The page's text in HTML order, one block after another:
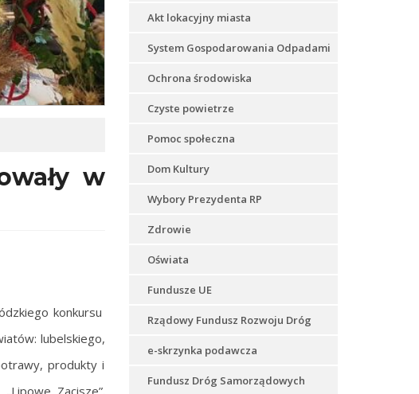
w
konkursu
lubelskiego,
produkty i
Zacisze”.
Akt lokacyjny miasta
System Gospodarowania Odpadami
Ochrona środowiska
Czyste powietrze
Pomoc społeczna
Dom Kultury
Wybory Prezydenta RP
Zdrowie
Oświata
Fundusze UE
Rządowy Fundusz Rozwoju Dróg
e-skrzynka podawcza
Fundusz Dróg Samorządowych